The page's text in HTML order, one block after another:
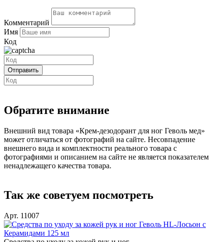
Комментарий
Имя
Код
Обратите внимание
Внешний вид товара «Крем-дезодорант для ног Геволь мед»
может отличаться от фотографий на сайте. Несовпадение
внешнего вида и комплектности реального товара с
фотографиями и описанием на сайте не является показателем
ненадлежащего качества товара.
Так же советуем посмотреть
Арт. 11007